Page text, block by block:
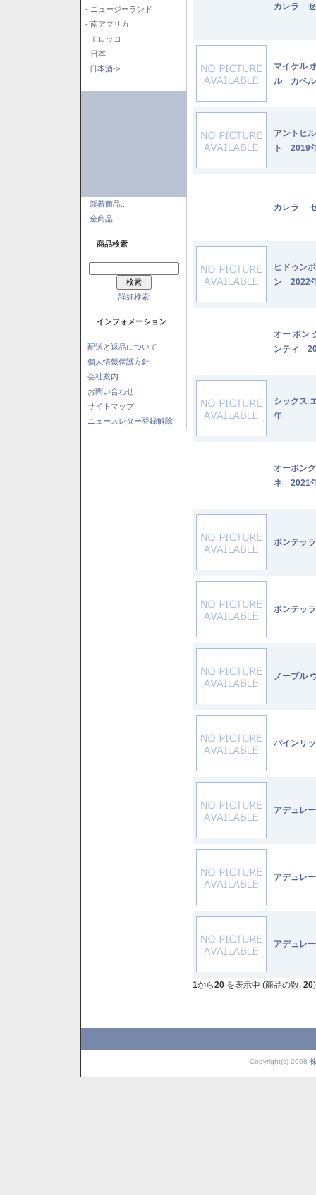
- ニュージーランド
- 南アフリカ
- モロッコ
- 日本
日本酒->
新着商品...
全商品...
商品検索
詳細検索
インフォメーション
配送と返品について
個人情報保護方針
会社案内
お問い合わせ
サイトマップ
ニュースレター登録解除
カレラ
マイケル
ル カベ
アントヒ
ト 2019
カレラ
ヒドゥン
ン 2022
オー ボン
ンティ
シックス
年
オーボン
ネ 2021
ボンテッ
ボンテッ
ノーブル
パインリ
アデュレ
アデュレ
アデュレ
1から20 を表示中 (商品の数: 20)
Copyright(c) 2008